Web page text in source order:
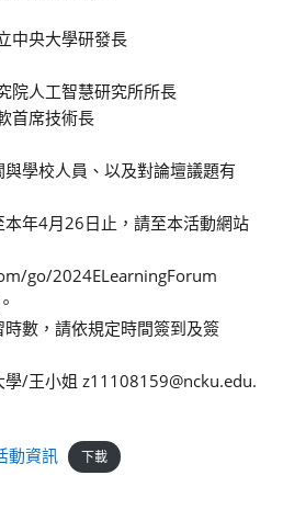
中央大學研發長
院人工智慧研究所所長
首席技術長
學校人員、以及對論壇議題有
年4月26日止，請至本活動網站
go/2024ELearningForum
數，請依規定時間簽到及簽
學/王小姐 z11108159@ncku.edu.
動資訊 下載